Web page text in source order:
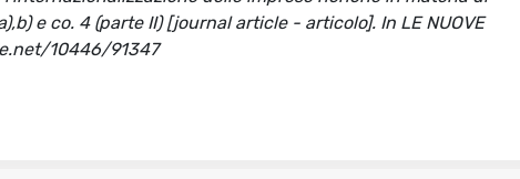
e co. 4 (parte II) [journal article - articolo]. In LE NUOVE
10446/91347